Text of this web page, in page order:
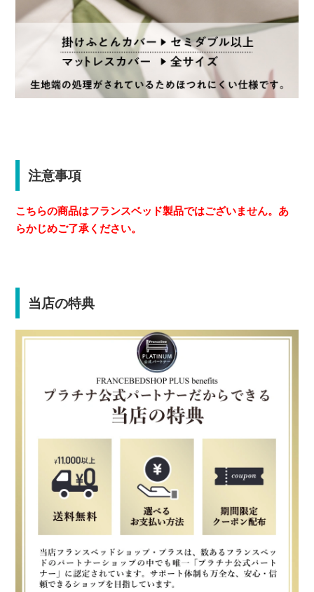
注意事項
こちらの商品はフランスベッド製品ではございません。あ
らかじめご了承ください。
当店の特典